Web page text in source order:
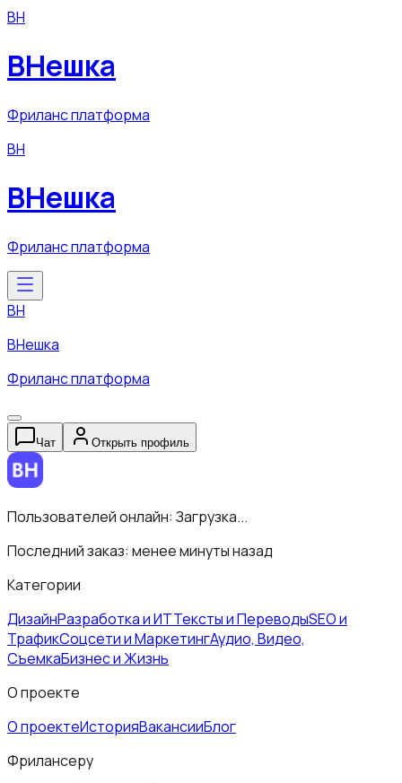
ВН
ВНешка
Фриланс платформа
ВН
ВНешка
Фриланс платформа
ВН
ВНешка
Фриланс платформа
Чат Открыть профиль
Пользователей онлайн: Загрузка...
Последний заказ: менее минуты назад
Категории
ДизайнРазработка и ИТТексты и ПереводыSEO и
ТрафикСоцсети и МаркетингАудио, Видео,
СъемкаБизнес и Жизнь
О проекте
О проектеИсторияВакансииБлог
Фрилансеру